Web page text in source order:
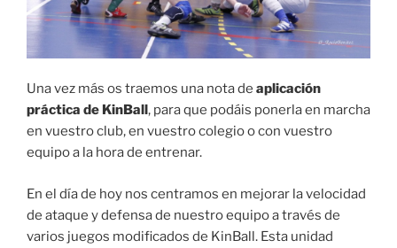
Una vez más os traemos una nota de aplicación
práctica de KinBall, para que podáis ponerla en marcha
en vuestro club, en vuestro colegio o con vuestro
equipo a la hora de entrenar.
En el día de hoy nos centramos en mejorar la velocidad
de ataque y defensa de nuestro equipo a través de
varios juegos modificados de KinBall. Esta unidad